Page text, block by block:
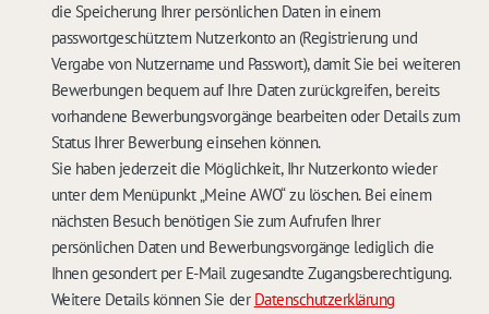
die Speicherung Ihrer persönlichen Daten in einem
passwortgeschütztem Nutzerkonto an (Registrierung und
Vergabe von Nutzername und Passwort), damit Sie bei weiteren
Bewerbungen bequem auf Ihre Daten zurückgreifen, bereits
vorhandene Bewerbungsvorgänge bearbeiten oder Details zum
Status Ihrer Bewerbung einsehen können.
Sie haben jederzeit die Möglichkeit, Ihr Nutzerkonto wieder
unter dem Menüpunkt „Meine AWO“ zu löschen. Bei einem
nächsten Besuch benötigen Sie zum Aufrufen Ihrer
persönlichen Daten und Bewerbungsvorgänge lediglich die
Ihnen gesondert per E-Mail zugesandte Zugangsberechtigung.
Weitere Details können Sie der Datenschutzerklärung